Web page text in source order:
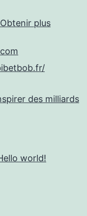
plus
des milliards
world!